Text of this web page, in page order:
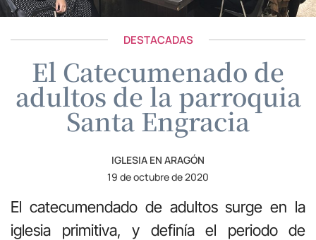
DESTACADAS
El Catecumenado de
adultos de la parroquia
Santa Engracia
IGLESIA EN ARAGÓN
19 de octubre de 2020
El catecumendado de adultos surge en la
iglesia primitiva, y definía el periodo de